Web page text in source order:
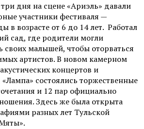
дня на сцене«Ариэль» давали
участники фестиваля —
в возрасте от 6 до 14 лет. Работал
сад, где родители могли
своих малышей, чтобы оторваться
артистов. В новом камерном
концертов и
«Лампа» состоялись торжественные
и 12 пар официально
Здесь же была открыта
разных лет Тульской